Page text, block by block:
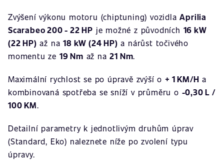
Zvýšení výkonu motoru (chiptuning) vozidlaAprilia
Scarabeo 200 - 22 HP je možné z původních 16 kW
(22 HP) až na18 kW (24 HP) a nárůst točivého
momentu ze 19 Nm až na21 Nm.
Maximální rychlost se po úpravě zvýší o + 1 KM/H a
kombinovaná spotřeba se sníží v průměru o -0,30 L /
100 KM.
Detailní parametry k jednotlivým druhům úprav
(Standard, Eko) naleznete níže po zvolení typu
úpravy.